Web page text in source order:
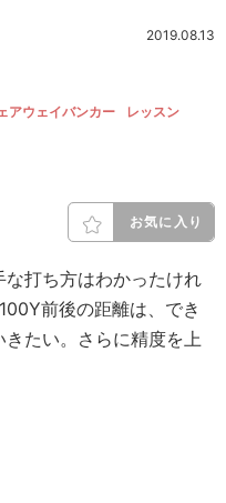
2019.08.13
アウェイバンカー
レッスン
お気に入り
打ち方はわかったけれ
前後の距離は、でき
たい。さらに精度を上